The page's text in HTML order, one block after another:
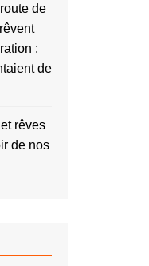
de
:
de
rêves
de nos